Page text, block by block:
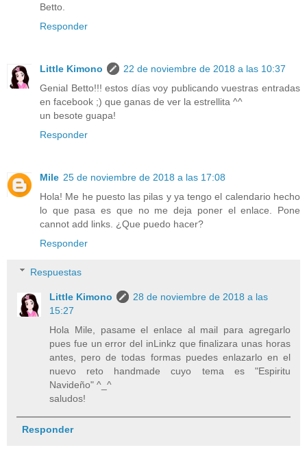
Betto.
Responder
Little Kimono
22 de noviembre de 2018 a las 10:37
Genial Betto!!! estos días voy publicando vuestras entradas
en facebook ;) que ganas de ver la estrellita ^^
un besote guapa!
Responder
Mile 25 de noviembre de 2018 a las 17:08
Hola! Me he puesto las pilas y ya tengo el calendario hecho
lo que pasa es que no me deja poner el enlace. Pone
cannot add links. ¿Que puedo hacer?
Responder
Respuestas
Little Kimono
28 de noviembre de 2018 a las
15:27
Hola Mile, pasame el enlace al mail para agregarlo
pues fue un error del inLinkz que finalizara unas horas
antes, pero de todas formas puedes enlazarlo en el
nuevo reto handmade cuyo tema es "Espiritu
Navideño" ^_^
saludos!
Responder